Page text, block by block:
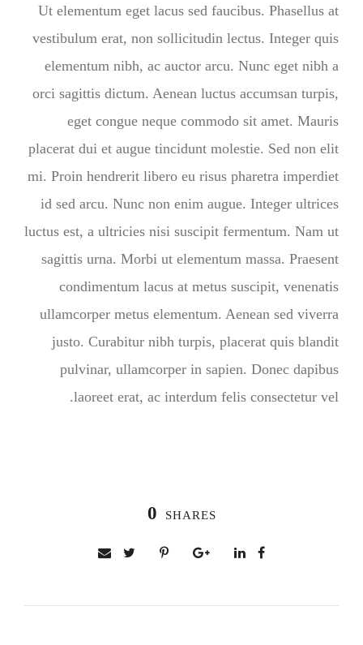
Ut elementum eget lacus sed faucibus. Phasellus at
vestibulum erat, non sollicitudin lectus. Integer quis
elementum nibh, ac auctor arcu. Nunc eget nibh a
orci sagittis dictum. Aenean luctus accumsan turpis,
eget congue neque commodo sit amet. Mauris
placerat dui et augue tincidunt molestie. Sed non elit
mi. Proin hendrerit libero eu risus pharetra imperdiet
id sed arcu. Nunc non enim augue. Integer ultrices
luctus est, a ultricies nisi suscipit fermentum. Nam ut
sagittis urna. Morbi ut elementum massa. Praesent
condimentum lacus at metus suscipit, venenatis
ullamcorper metus elementum. Aenean sed viverra
justo. Curabitur nibh turpis, placerat quis blandit
pulvinar, ullamcorper in sapien. Donec dapibus
laoreet erat, ac interdum felis consectetur vel.
0 SHARES